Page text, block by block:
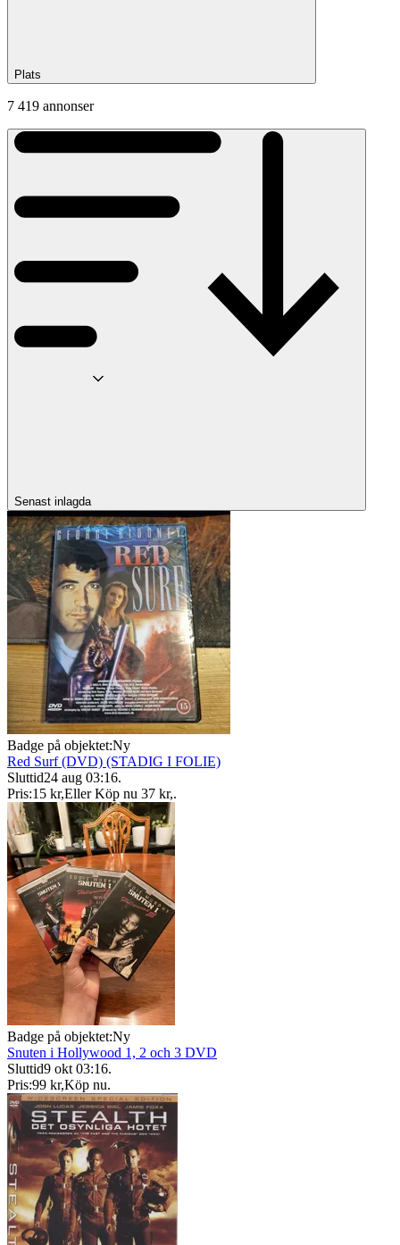
Plats
7 419 annonser
Senast inlagda
Badge på objektet:Ny
Red Surf (DVD) (STADIG I FOLIE)
Sluttid24 aug 03:16.
Pris:15 kr,Eller Köp nu 37 kr,.
Badge på objektet:Ny
Snuten i Hollywood 1, 2 och 3 DVD
Sluttid9 okt 03:16.
Pris:99 kr,Köp nu.